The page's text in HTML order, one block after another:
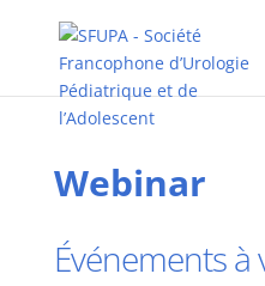
Webinar
Événements à